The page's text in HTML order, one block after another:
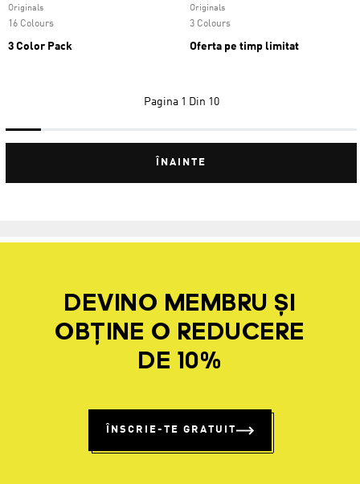
Originals
16 Colours
3 Color Pack
Originals
3 Colours
Oferta pe timp limitat
Pagina 1 Din 10
ÎNAINTE
DEVINO MEMBRU ȘI
OBȚINE O REDUCERE
DE 10%
ÎNSCRIE-TE GRATUIT